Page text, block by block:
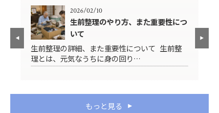
2026/02/10
生前整理のやり方、また重要性につ
いて
生前整理の詳細、また重要性について 生前整
理とは、元気なうちに身の回り…
もっと見る